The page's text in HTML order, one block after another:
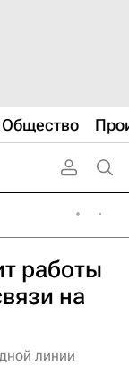
Общество
работы
на
линии